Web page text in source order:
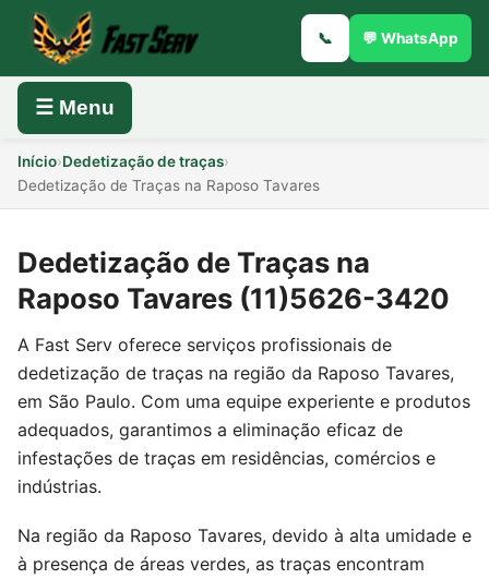
📞 💬 WhatsApp
☰ Menu
Início›Dedetização de traças›
Dedetização de Traças na Raposo Tavares
Dedetização de Traças na
Raposo Tavares (11)5626-3420
A Fast Serv oferece serviços profissionais de
dedetização de traças na região da Raposo Tavares,
em São Paulo. Com uma equipe experiente e produtos
adequados, garantimos a eliminação eficaz de
infestações de traças em residências, comércios e
indústrias.
Na região da Raposo Tavares, devido à alta umidade e
à presença de áreas verdes, as traças encontram